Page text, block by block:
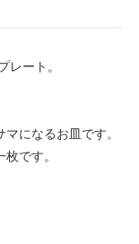
レート。
になるお皿です。
です。